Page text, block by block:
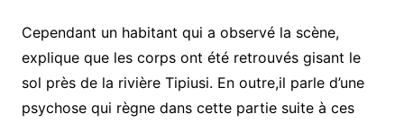
Cependant un habitant qui a observé la scène,
explique que les corps ont été retrouvés gisant le
sol près de la rivière Tipiusi. En outre,il parle d’une
psychose qui règne dans cette partie suite à ces